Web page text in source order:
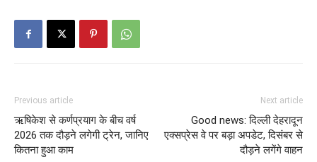
Previous article
ऋषिकेश से कर्णप्रयाग के बीच वर्ष
2026 तक दौड़ने लगेगी ट्रेन, जानिए
कितना हुआ काम
Next article
Good news: दिल्ली देहरादून
एक्सप्रेस वे पर बड़ा अपडेट, दिसंबर से
दौड़ने लगेंगे वाहन